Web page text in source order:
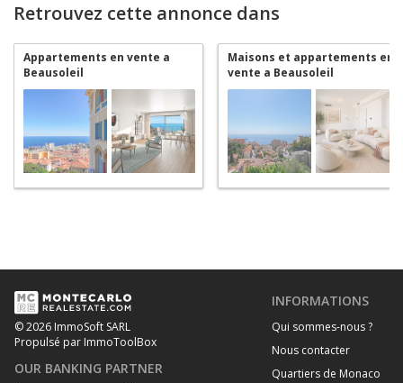
Retrouvez cette annonce dans
Appartements en vente a
Beausoleil
Maisons et appartements en
vente a Beausoleil
© 2026 ImmoSoft SARL
Propulsé par ImmoToolBox
OUR BANKING PARTNER
INFORMATIONS
Qui sommes-nous ?
Nous contacter
Quartiers de Monaco